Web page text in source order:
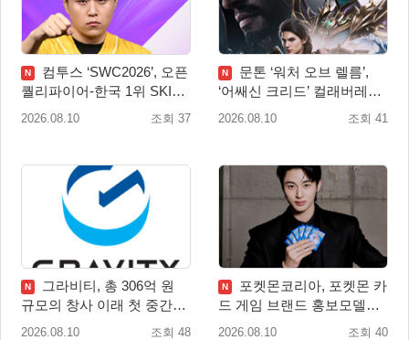
N
컴투스 ‘SWC2026’, 오픈
퀄리파이어-한국 1위 SKIT
월드 파이널 진출!
2026.08.10 조회 37
N
문톤 ‘워처 오브 렐름’,
‘어쌔신 크리드’ 컬래버레이
션 8월 20일 실시
2026.08.10 조회 41
N
그라비티, 총 306억 원
규모의 창사 이래 첫 중간배
당 확정
2026.08.10 조회 48
N
포켓몬코리아, 포켓몬 카
드 게임 브랜드 홍보모델로
배우 변우석 선정!
2026.08.10 조회 40